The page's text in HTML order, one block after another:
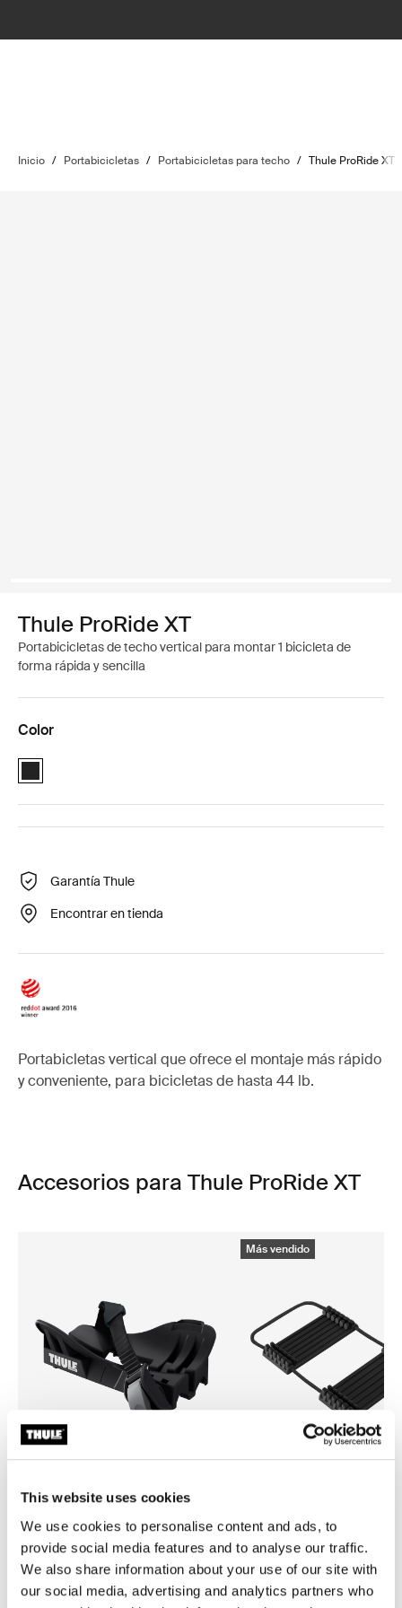
This website uses cookies
We use cookies to personalise content and ads, to
provide social media features and to analyse our traffic.
We also share information about your use of our site with
our social media, advertising and analytics partners who
Inicio / Portabicicletas / Portabicicletas para techo / Thule ProRide XT
Thule ProRide XT
Portabicicletas de techo vertical para montar 1 bicicleta de
forma rápida y sencilla
Color
Thule ProRide XT Negro (selected)
Garantía Thule
Encontrar en tienda
Portabicletas vertical que ofrece el montaje más rápido
y conveniente, para bicicletas de hasta 44 lb.
Accesorios para Thule ProRide XT
Thule ProRide fatbike adapter
adaptador para bicicletas con ruedas
"gordas" negro
Más vendido
Thule carbon frame
protector para cuadros de